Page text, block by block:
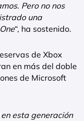
Pero no nos
una
“, ha sostenido.
de Xbox
en más del doble
de Microsoft
esta generación